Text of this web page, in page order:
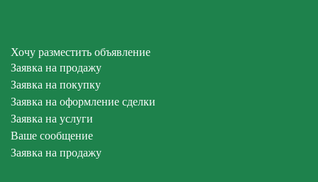
Хочу разместить объявление
Заявка на продажу
Заявка на покупку
Заявка на оформление сделки
Заявка на услуги
Ваше сообщение
Заявка на продажу